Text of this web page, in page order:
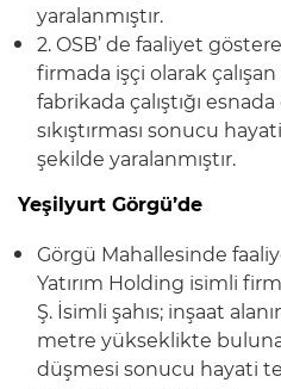
yaralanmıştır.
2. OSB’ de faaliyet
firmada işçi olarak çalışan
fabrikada çalıştığı
sıkıştırması sonucu
şekilde yaralanmıştır.
Yeşilyurt Görgü’de
Görgü Mahallesinde
Yatırım Holding isimli
Ş. İsimli şahıs; inşaat
metre yükseklikte
düşmesi sonucu hayati